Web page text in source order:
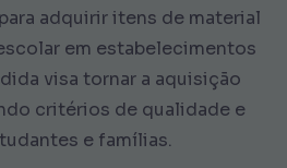
adquirir itens de material
em estabelecimentos
visa tornar a aquisição
critérios de qualidade e
e famílias.